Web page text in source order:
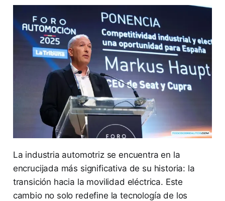
La industria automotriz se encuentra en la
encrucijada más significativa de su historia: la
transición hacia la movilidad eléctrica. Este
cambio no solo redefine la tecnología de los